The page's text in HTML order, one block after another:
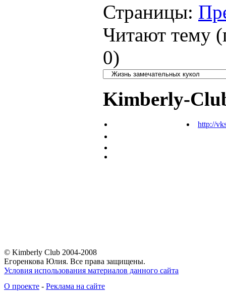
Страницы:
Читают тему
0)
Kimberly-
http://
© Kimberly Club 2004-2008
Егоренкова Юлия. Все права защищены.
Условия использования материалов данного сайта
О проекте - Реклама на сайте